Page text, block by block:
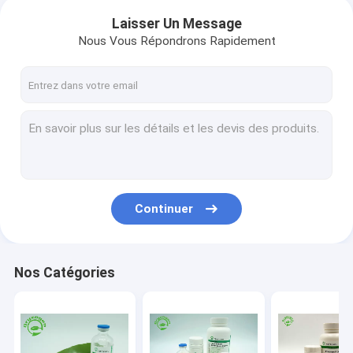
Laisser Un Message
Nous Vous Répondrons Rapidement
Continuer
Nos Catégories